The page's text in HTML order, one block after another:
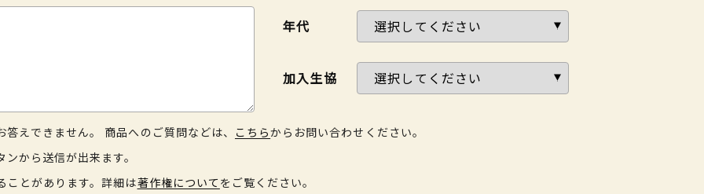
年代
加入生協
えできません。 商品へのご質問などは、 こちらからお問い合わせください。
から送信が出来ます。
とがあります。詳細は著作権について をご覧ください。